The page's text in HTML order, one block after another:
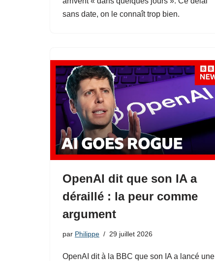
sans date, on le connaît trop bien.
OpenAI dit que son IA a
déraillé : la peur comme
argument
par Philippe 29 juillet 2026
OpenAI dit à la BBC que son IA a lancé une